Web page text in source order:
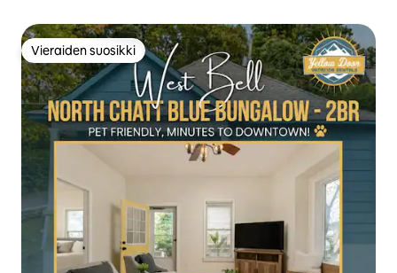
Vieraiden suosikki
Vieraiden suosikki